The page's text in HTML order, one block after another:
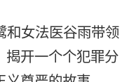
和女法医谷雨带领
揭开一个个犯罪分